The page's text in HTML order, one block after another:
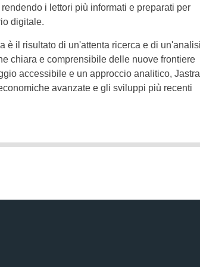
i lettori più informati e preparati per
digitale.
è il risultato di un'attenta ricerca e di
chiara e comprensibile delle nuove frontiere
accessibile e un approccio analitico, Jastra
avanzate e gli sviluppi più recenti